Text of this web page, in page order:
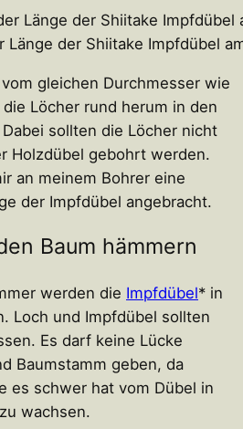
Länge der Shiitake Impfdübel
gleichen Durchmesser wie
Löcher rund herum in den
sollten die Löcher nicht
Holzdübel gebohrt werden.
an meinem Bohrer eine
der Impfdübel angebracht.
Baum hämmern
werden die Impfdübel* in
Loch und Impfdübel sollten
Es darf keine Lücke
Baumstamm geben, da
es schwer hat vom Dübel in
wachsen.